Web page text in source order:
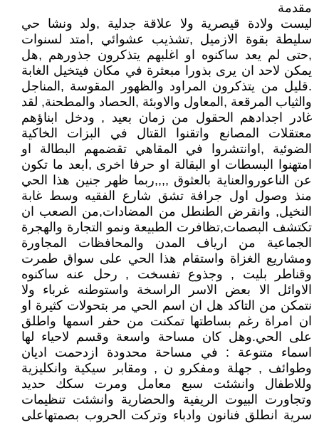
مقدمة
ليست ولادة قيصرية ولا علاقة جدلية ,ولد ونشا حي
سليطة بقوة الازميل ,تشذيب عشوائي ,امتد لسنوات
,حتى لم يعد ساكنوه او اغلبهم يتذكرون جذورهم ,هل
يمكن لاحد ان يرى بذورا مبعثرة في مكان فيتخيل الغابة
.قليل من يتذكرون المراود والظهور المقوسة ,المناجل
والثياب المرقعة ,المعاول والاوبئة ,الحصاد والمطحنة, لقد
غادر اجدادهم الحقول من زمان بعيد , ودخل ابناؤهم
معتقلات المصانع واتقنوا القتال في البزات الخاكية
الضوئية ,اوانتشروا في المقاهي تقضمهم البطالة او
امتهنوا البسطات او البقالة او حرفا اخرى ,ابعد ما تكون
عن الناعوروالعناية بالعثوق ,,,,ربما ظهر جنين هذا الحي
منذ وصول اول جرافة تشق شارع الفقيه وسط غابة
النخيل, وانقرض الطنطل من المضادات,من الصعب ان
تكتشف البصمات,تظافرت الطبيعة ونمو التجارة والهجرة
الجماعية من ارياف المدن والمحافظات المجاورة
ومشاريع الغزاة واستقام هذا الحي على سواق طمرت
وقناطر بليت , وجذوع تفسخت , رحل عنه ساكنوه
الاوائل الا بعض الاسر الراسخة واستوطنه غرباء ولا
نتمكن من التاكد هل ان اسم الحي مر بتحولات كثيرة او
ان امراة رغم بساطتها تمكنت من حفر اسمها واطلق
على الحي.وهل كان مساحة واسعة وقسم لاحياء لها
اسماء متنوعة : في مساحة محدودة ازدحمت اديان
وطوائف , جهلة ومفكرو ن , ومقابر سيكية وانكليزية
وللاطفال وانشئت سبع معامل ومرت سكك حديد
وتجاورت البيوت الريفية والحضارية وانشئت تنظيمات
سرية انطلق فنانون وادباء وتركت الحروب بصمتهاعلى